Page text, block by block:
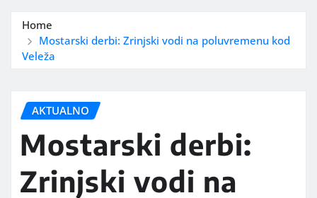
Home
Mostarski derbi: Zrinjski vodi na poluvremenu kod
Veleža
AKTUALNO
Mostarski derbi:
Zrinjski vodi na